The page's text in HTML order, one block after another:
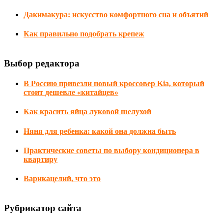
Дакимакура: искусство комфортного сна и объятий
Как правильно подобрать крепеж
Выбор редактора
В Россию привезли новый кроссовер Kia, который
стоит дешевле «китайцев»
Как красить яйца луковой шелухой
Няня для ребенка: какой она должна быть
Практические советы по выбору кондиционера в
квартиру
Варикацелий, что это
Рубрикатор сайта